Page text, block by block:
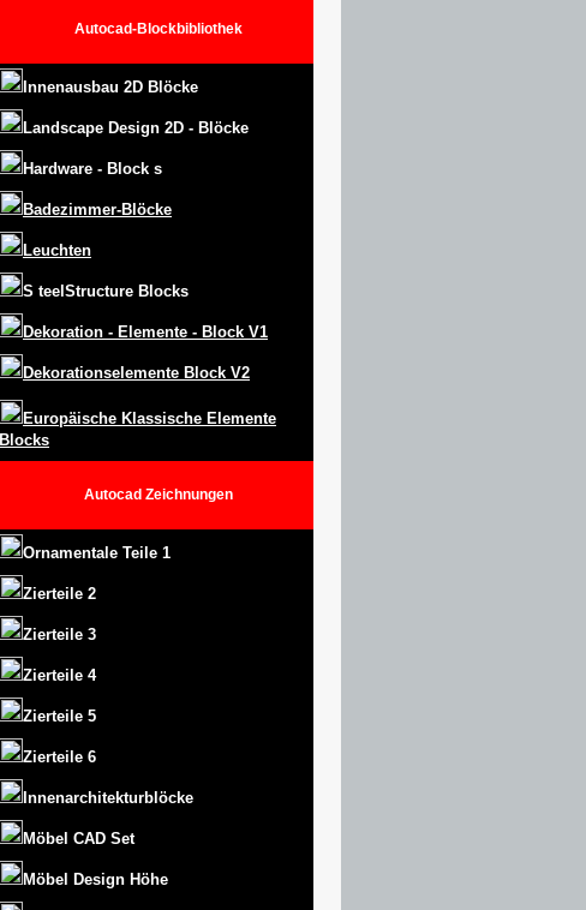
Autocad-Blockbibliothek
Innenausbau 2D Blöcke
Landscape Design 2D - Blöcke
Hardware - Block s
Badezimmer-Blöcke
Leuchten
S teel Structure Blocks
Dekoration - Elemente - Block V1
Dekorationselemente Block V2
Europäische Klassische Elemente
Blocks
Autocad Zeichnungen
Ornamentale Teile 1
Zierteile 2
Zierteile 3
Zierteile 4
Zierteile 5
Zierteile 6
Innenarchitekturblöcke
Möbel CAD Set
Möbel Design Höhe